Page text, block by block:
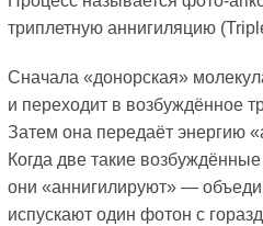
триплетную аннигиляцию
Сначала «донорская»
и переходит в возбуждённое
Затем она передаёт энергию
Когда две такие
они «аннигилируют» —
испускают один фотон с